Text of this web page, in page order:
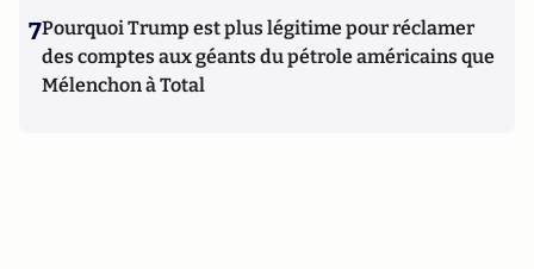
7Pourquoi Trump est plus légitime pour réclamer
des comptes aux géants du pétrole américains que
Mélenchon à Total